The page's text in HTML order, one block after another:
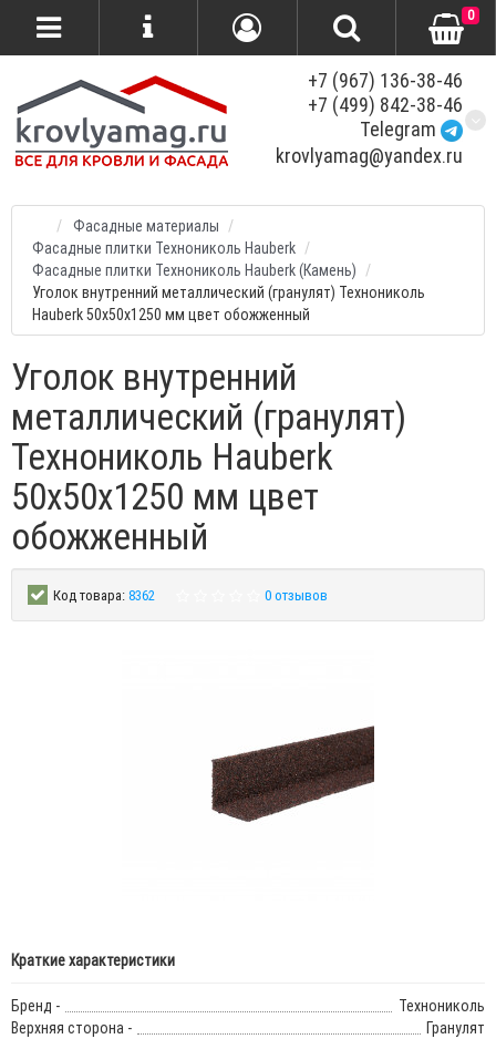
+7 (967) 136-38-46
+7 (499) 842-38-46
Telegram
krovlyamag@yandex.ru
0
Фасадные материалы
Фасадные плитки Технониколь Hauberk
Фасадные плитки Технониколь Hauberk (Камень)
Уголок внутренний металлический (гранулят) Технониколь
Hauberk 50х50х1250 мм цвет обожженный
Уголок внутренний
металлический (гранулят)
Технониколь Hauberk
50х50х1250 мм цвет
обожженный
Код товара:8362 0 отзывов
Краткие характеристики
Бренд -
Технониколь
Верхняя сторона -
Гранулят